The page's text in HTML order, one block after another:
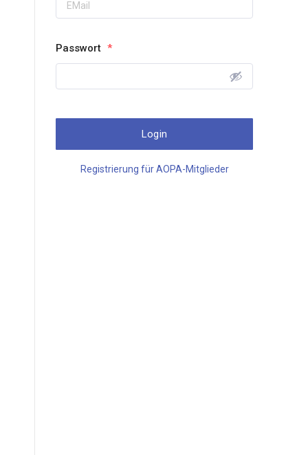
Passwort *
Registrierung für AOPA-Mitglieder